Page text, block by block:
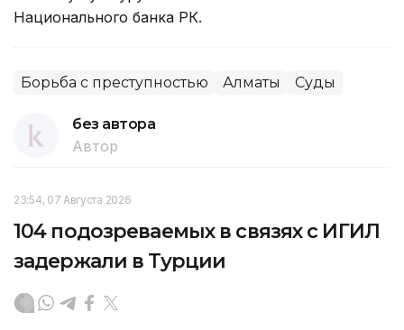
Национального банка РК.
Борьба с преступностью Алматы Суды
без автора
Автор
23:54, 07 Августа 2026
104 подозреваемых в связях с ИГИЛ
задержали в Турции